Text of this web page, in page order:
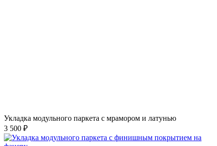
Укладка модульного паркета с мрамором и латунью
3 500 ₽